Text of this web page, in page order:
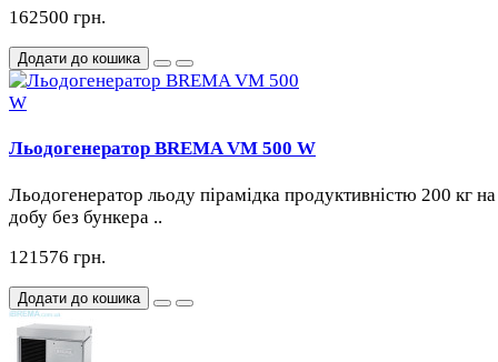
162500 грн.
Додати до кошика
Льодогенератор BREMA VM 500 W
Льодогенератор льоду пірамідка продуктивністю 200 кг на
добу без бункера ..
121576 грн.
Додати до кошика